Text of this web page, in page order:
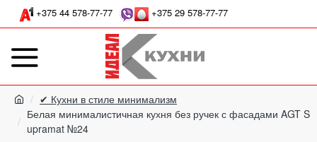
+375 44 578-77-77 +375 29 578-77-77
✔ Кухни в стиле минимализм
Белая минималистичная кухня без ручек с фасадами AGT S
upramat №24